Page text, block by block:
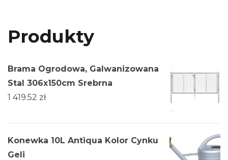
Produkty
Brama Ogrodowa, Galwanizowana
Stal 306x150cm Srebrna
1 419.52 zł
Konewka 10L Antiqua Kolor Cynku
Geli